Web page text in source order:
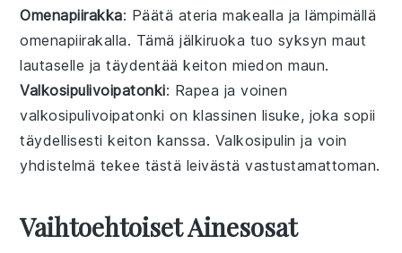
Omenapiirakka: Päätä ateriamakealla jalämpimällä
omenapiirakalla. Tämäjälkiruoka tuo syksyn maut
lautaselle ja täydentääkeiton miedon maun.
Valkosipulivoipatonki: Rapea javoinen
valkosipulivoipatonki on klassinen lisuke, joka sopii
täydellisestikeiton kanssa. Valkosipulin ja voin
yhdistelmä tekee tästä leivästä vastustamattoman.
Vaihtoehtoiset Ainesosat